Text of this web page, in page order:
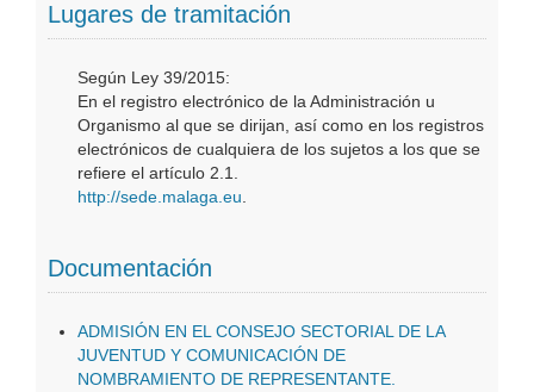
Lugares de tramitación
Según Ley 39/2015:
En el registro electrónico de la Administración u
Organismo al que se dirijan, así como en los registros
electrónicos de cualquiera de los sujetos a los que se
refiere el artículo 2.1.
http://sede.malaga.eu.
Documentación
ADMISIÓN EN EL CONSEJO SECTORIAL DE LA
JUVENTUD Y COMUNICACIÓN DE
NOMBRAMIENTO DE REPRESENTANTE.